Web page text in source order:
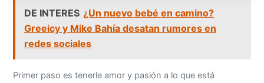
DE INTERES ¿Un nuevo bebé en camino?
Greeicy y Mike Bahía desatan rumores en
redes sociales
Primer paso es tenerle amor y pasión a lo que está